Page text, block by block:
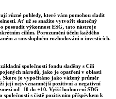
různé pohledy, které vám pomohou sladit
Ať už se snažíte vytvořit skutečný
posoudit výkonnost ESG, tato nástroje
cílům. Porozumění účelu každého
a smysluplném rozhodování o investicích.
společnosti fondu sladěny s Cíli
národů, jako je opatření v oblasti
je vypočítáno jako vážený průměr
její nejvýznamnější pozitivní a negativní
od -10 do +10. Vyšší hodnocení SDG
s čistě pozitivním příspěvkem k